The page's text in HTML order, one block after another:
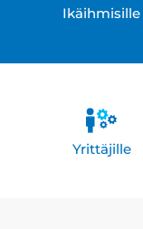
Ikäihmisille
Yrittäjille